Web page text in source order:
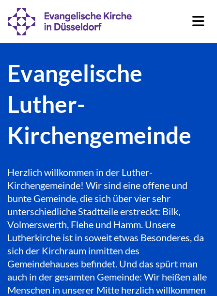
Evangelische
Luther-
Kirchengemeinde
Herzlich willkommen in der Luther-
Kirchengemeinde! Wir sind eine offene und
bunte Gemeinde, die sich über vier sehr
unterschiedliche Stadtteile erstreckt: Bilk,
Volmerswerth, Flehe und Hamm. Unsere
Lutherkirche ist in soweit etwas Besonderes, da
sich der Kirchraum inmitten des
Gemeindehauses befindet. Und das spürt man
auch in der gesamten Gemeinde: Wir heißen alle
Menschen in unserer Mitte herzlich willkommen